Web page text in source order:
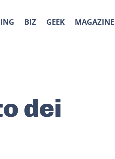
BIZ GEEK MAGAZINE
dei